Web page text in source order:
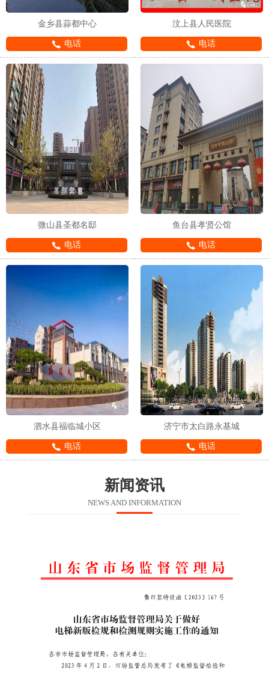
金乡县蒜都中心
电话
汶上县人民医院
电话
微山县圣都名邸
电话
鱼台县孝贤公馆
电话
泗水县福临城小区
电话
济宁市太白路永基城
电话
新闻资讯
NEWS AND INFORMATION